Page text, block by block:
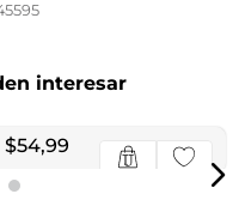
interesar